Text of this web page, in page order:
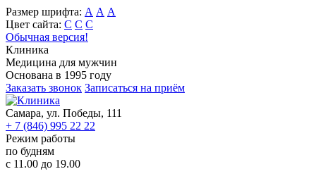
Размер шрифта: А А А
Цвет сайта: С С С
Обычная версия!
Клиника
Медицина для мужчин
Основана в 1995 году
Заказать звонок Записаться на приём
Самара, ул. Победы, 111
+ 7 (846) 995 22 22
Режим работы
по будням
c 11.00 до 19.00